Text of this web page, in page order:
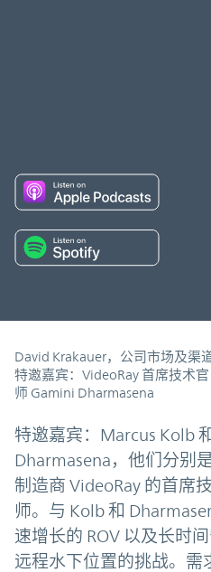
David Krakauer，公司市场及渠
特邀嘉宾：VideoRay 首席技术
师 Gamini Dharmasena
特邀嘉宾：Marcus Kolb
Dharmasena，他们分别
制造商 VideoRay 的首席
师。与 Kolb 和
速增长的 ROV 以及长时
远程水下位置的挑战。需